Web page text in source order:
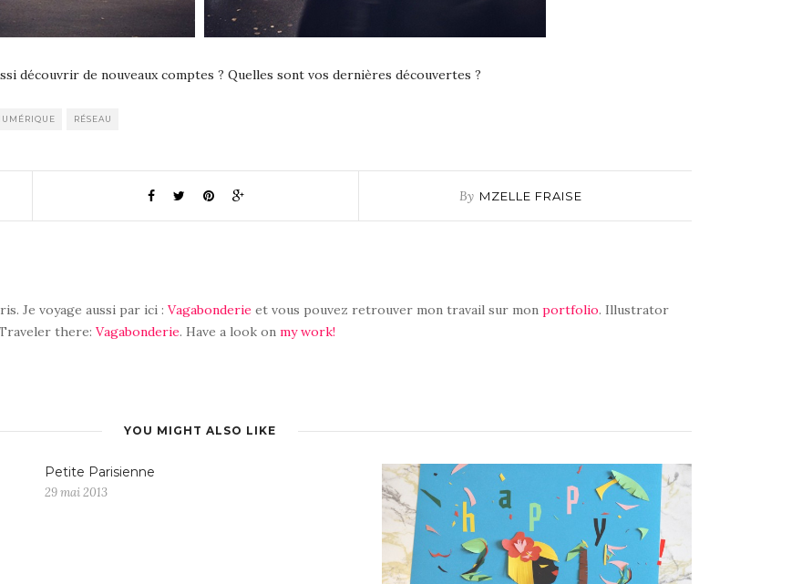
découvrir de nouveaux comptes ? Quelles sont vos dernières découvertes ?
RÉSEAU
By MZELLE FRAISE
Je voyage aussi par ici : Vagabonderie et vous pouvez retrouver mon travail sur mon portfolio. Illustrator
there: Vagabonderie. Have a look on my work!
YOU MIGHT ALSO LIKE
Petite Parisienne
29 mai 2013